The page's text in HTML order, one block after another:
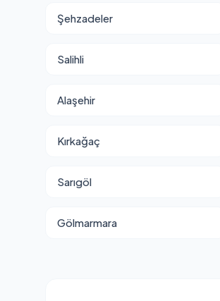
Şehzadeler
Salihli
Alaşehir
Kırkağaç
Sarıgöl
Gölmarmara